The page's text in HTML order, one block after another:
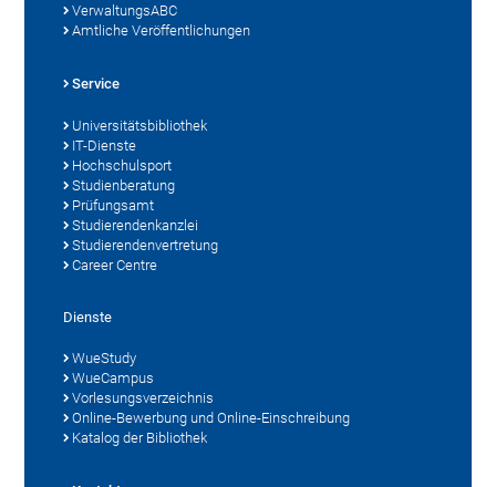
VerwaltungsABC
Amtliche Veröffentlichungen
Service
Universitätsbibliothek
IT-Dienste
Hochschulsport
Studienberatung
Prüfungsamt
Studierendenkanzlei
Studierendenvertretung
Career Centre
Dienste
WueStudy
WueCampus
Vorlesungsverzeichnis
Online-Bewerbung und Online-Einschreibung
Katalog der Bibliothek